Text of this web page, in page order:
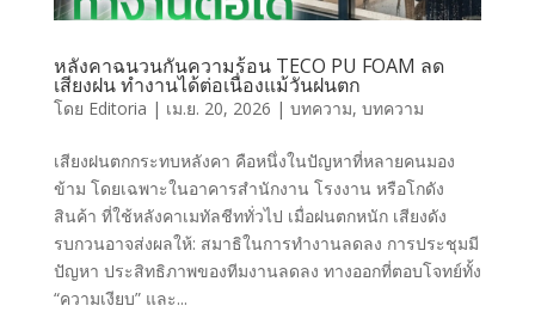
หลังคาฉนวนกันความร้อน TECO PU FOAM ลด
เสียงฝน ทำงานได้ต่อเนื่องแม้วันฝนตก
โดย Editoria | เม.ย. 20, 2026 | บทความ, บทความ
เสียงฝนตกกระทบหลังคา คือหนึ่งในปัญหาที่หลายคนมอง
ข้าม โดยเฉพาะในอาคารสำนักงาน โรงงาน หรือโกดัง
สินค้า ที่ใช้หลังคาเมทัลชีททั่วไป เมื่อฝนตกหนัก เสียงดัง
รบกวนอาจส่งผลให้: สมาธิในการทำงานลดลง การประชุมมี
ปัญหา ประสิทธิภาพของทีมงานลดลง ทางออกที่ตอบโจทย์ทั้ง
“ความเงียบ” และ...